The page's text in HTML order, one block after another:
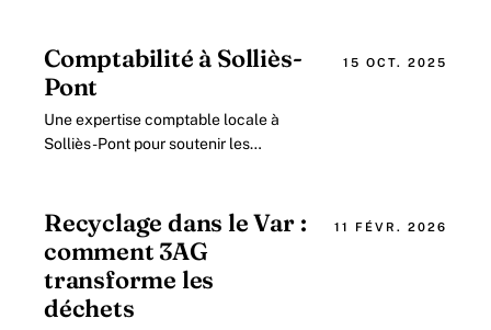
et tourné.
Comptabilité à Solliès-
Pont
Une expertise comptable locale à
Solliès-Pont pour soutenir les
15 OCT. 2025
Recyclage dans le Var :
comment 3AG
transforme les
déchets
11 FÉVR. 2026